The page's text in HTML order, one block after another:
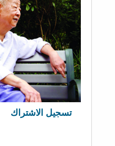
تسجيل الاشتراك